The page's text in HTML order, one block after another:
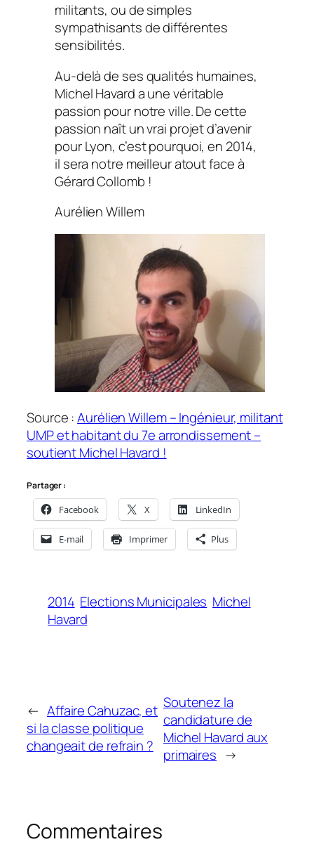
militants, ou de simples
sympathisants de différentes
sensibilités.
Au-delà de ses qualités humaines,
Michel Havard a une véritable
passion pour notre ville. De cette
passion naît un vrai projet d’avenir
pour Lyon, c’est pourquoi, en 2014,
il sera notre meilleur atout face à
Gérard Collomb !
Aurélien Willem
Source :Aurélien Willem – Ingénieur, militant
UMP et habitant du 7e arrondissement –
soutient Michel Havard !
Partager :
Facebook X LinkedIn
E-mail Imprimer Plus
2014 Elections Municipales Michel
Havard
← Affaire Cahuzac, et
si la classe politique
changeait de refrain ?
Soutenez la
candidature de
Michel Havard aux
primaires →
Commentaires